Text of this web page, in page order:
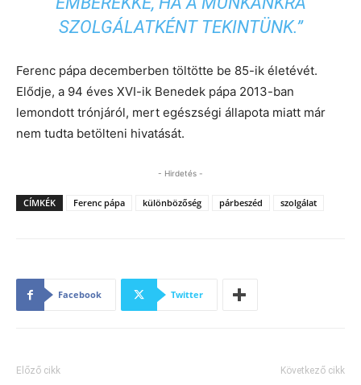
SZOLGÁLATKÉNT TEKINTÜNK.”
Ferenc pápa decemberben töltötte be 85-ik életévét.
Elődje, a 94 éves XVI-ik Benedek pápa 2013-ban
lemondott trónjáról, mert egészségi állapota miatt már
nem tudta betölteni hivatását.
- Hirdetés -
CÍMKÉK Ferenc pápa különbözőség párbeszéd szolgálat
Facebook Twitter
Előző cikk Következő cikk